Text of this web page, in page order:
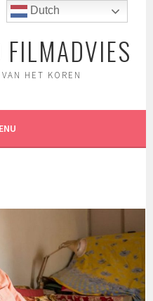
FILMADVIES
HET KOREN
Dutch